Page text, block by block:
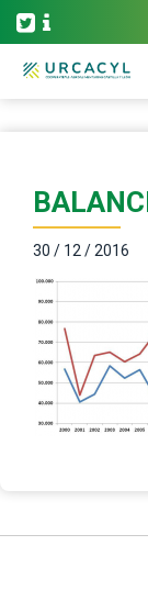
30 / 12 / 2016